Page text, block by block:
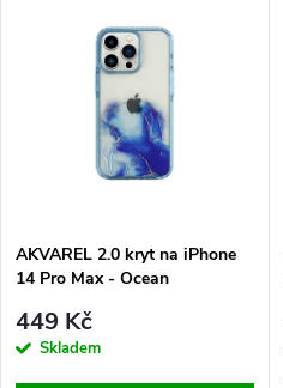
výraz vašeho stylu a zároveň
kvalitní ochrana pro váš iPhone.
AKVAREL 2.0 je vyroben z...
AKVAREL 2.0 kryt na iPhone
14 Pro Max - Ocean
449 Kč
Skladem